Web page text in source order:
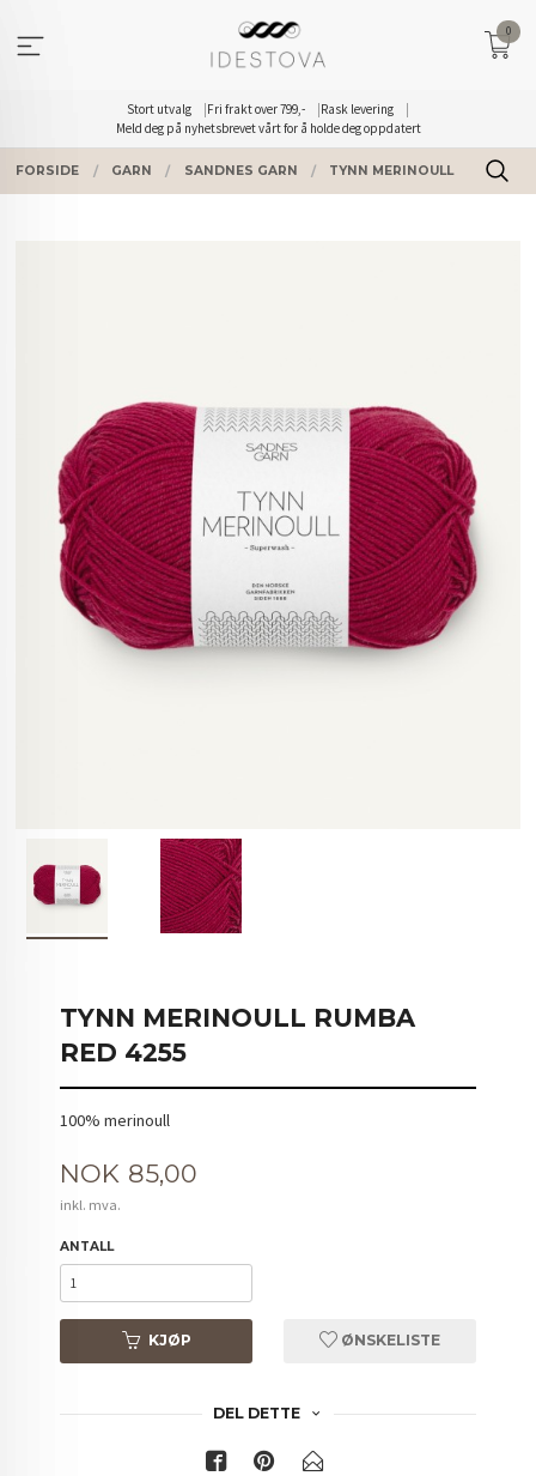
innholdet
Stort utvalg Fri frakt over 799,-
Rask levering
Meld deg på nyhetsbrevet vårt for å holde deg oppdatert
0
FORSIDE GARN SANDNES GARN TYNN MERINOULL
TYNN MERINOULL RUMBA
RED 4255
100% merinoull
Pris
NOK 85,00
inkl. mva.
ANTALL
KJØP ØNSKELISTE
DEL DETTE